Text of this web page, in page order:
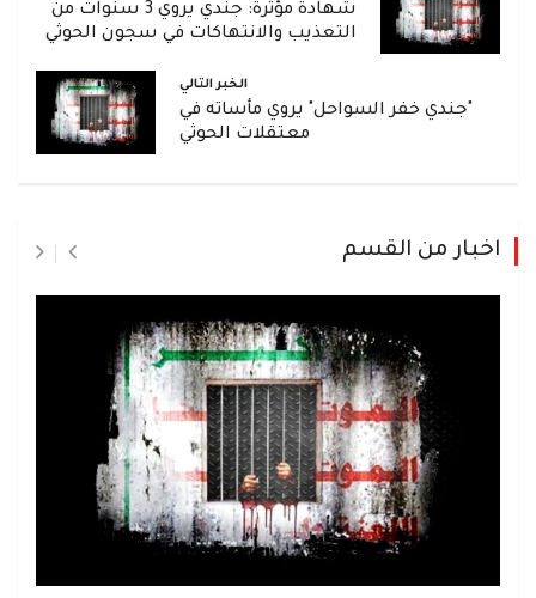
شهادة مؤثرة: جندي يروي 3 سنوات من
التعذيب والانتهاكات في سجون الحوثي
الخبر التالي
"جندي خفر السواحل" يروي مأساته في
معتقلات الحوثي
اخبار من القسم